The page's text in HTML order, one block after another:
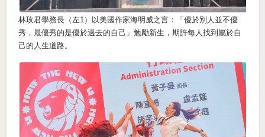
林玫君學務長（左1）以美國作家海明威之言：「優於別人並不優
秀，最優秀的是優於過去的自己」勉勵新生，期許每人找到屬於自
己的人生道路。